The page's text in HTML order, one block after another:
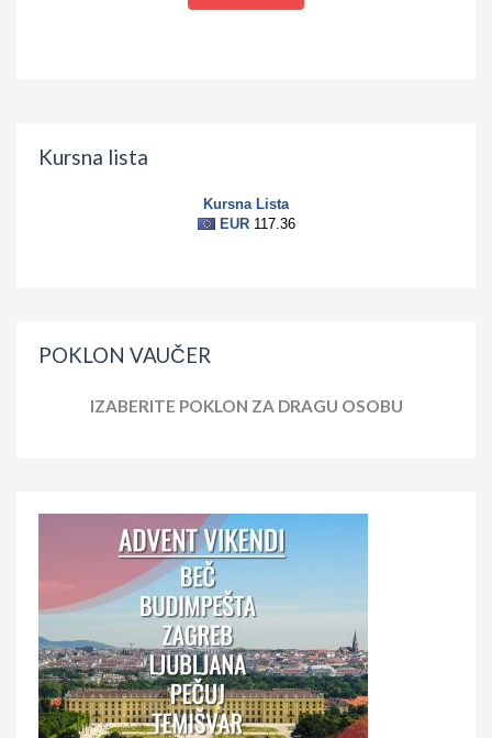
Kursna lista
POKLON VAUČER
IZABERITE POKLON ZA DRAGU OSOBU